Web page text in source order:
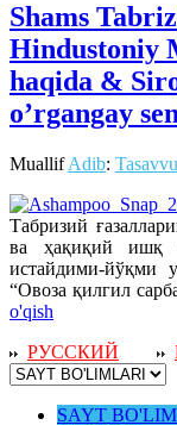
Shams
Hindustoniy
haqida &
o’rgangay
MuallifAdib:
Табризий
ва ҳақиқий ишқ
истайдими-йўқми
“Овоза қилгил
o'qish
РУССКИЙ
SAYT